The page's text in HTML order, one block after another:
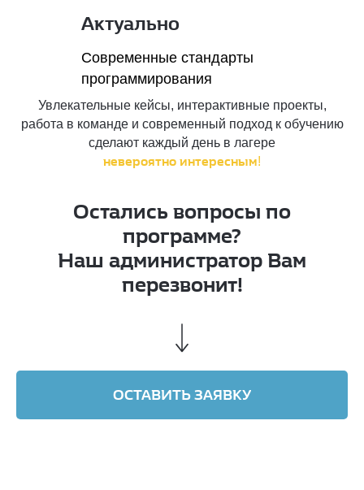
Актуально
Современные стандарты
программирования
Увлекательные кейсы, интерактивные проекты,
работа в команде и современный подход к обучению
сделают каждый день в лагере
невероятно интересным!
Остались вопросы по
программе?
Наш администратор Вам
перезвонит!
ОСТАВИТЬ ЗАЯВКУ